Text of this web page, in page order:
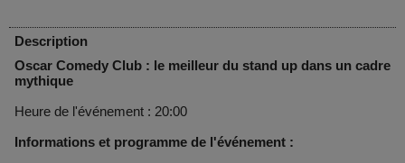
Description
Oscar Comedy Club : le meilleur du stand up dans un cadre
mythique
Heure de l'événement : 20:00
Informations et programme de l'événement :